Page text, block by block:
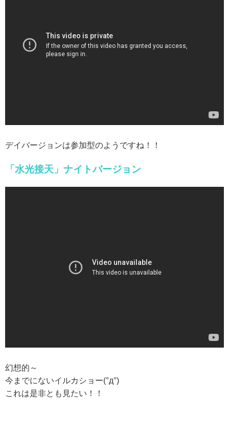
デイバージョンは参加型のようですね！！
「水光接天」ナイトバージョン
幻想的～
今までにないイルカショー(°д°)
これは是非とも見たい！！